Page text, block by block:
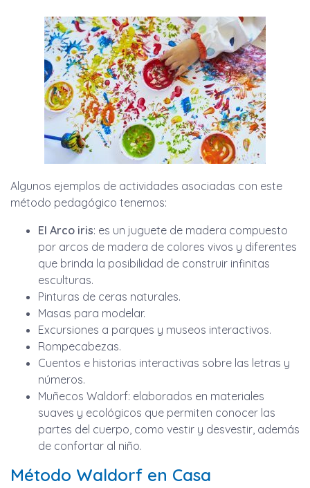
Algunos ejemplos de actividades asociadas con este
método pedagógico tenemos:
El Arco iris: es un juguete de madera compuesto
por arcos de madera de colores vivos y diferentes
que brinda la posibilidad de construir infinitas
esculturas.
Pinturas de ceras naturales.
Masas para modelar.
Excursiones a parques y museos interactivos.
Rompecabezas.
Cuentos e historias interactivas sobre las letras y
números.
Muñecos Waldorf: elaborados en materiales
suaves y ecológicos que permiten conocer las
partes del cuerpo, como vestir y desvestir, además
de confortar al niño.
Método Waldorf en Casa